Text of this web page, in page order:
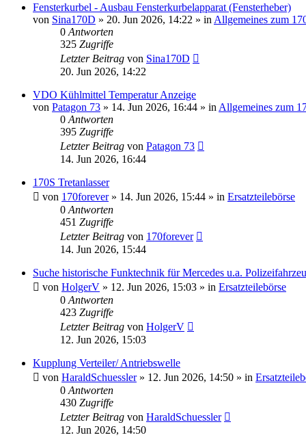
Fensterkurbel - Ausbau Fensterkurbelapparat (Fensterheber)
von Sina170D » 20. Jun 2026, 14:22 » in Allgemeines zum
0 Antworten
325 Zugriffe
Letzter Beitrag von Sina170D
20. Jun 2026, 14:22
VDO Kühlmittel Temperatur Anzeige
von Patagon 73 » 14. Jun 2026, 16:44 » in Allgemeines zum
0 Antworten
395 Zugriffe
Letzter Beitrag von Patagon 73
14. Jun 2026, 16:44
170S Tretanlasser
von 170forever» 14. Jun 2026, 15:44 » in Ersatzteilebörse
0 Antworten
451 Zugriffe
Letzter Beitrag von 170forever
14. Jun 2026, 15:44
Suche historische Funktechnik für Mercedes u.a.
von HolgerV » 12. Jun 2026, 15:03 » in Ersatzteilebörse
0 Antworten
423 Zugriffe
Letzter Beitrag von HolgerV
12. Jun 2026, 15:03
Kupplung Verteiler/ Antriebswelle
von HaraldSchuessler» 12. Jun 2026, 14:50 » in
0 Antworten
430 Zugriffe
Letzter Beitrag von HaraldSchuessler
12. Jun 2026, 14:50